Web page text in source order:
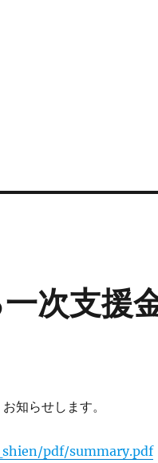
次支援
知らせします。
pdf/summary.pdf